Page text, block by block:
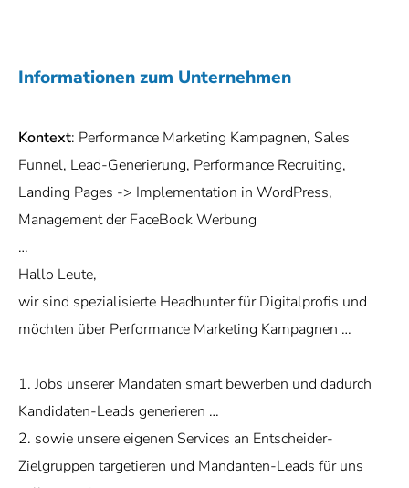
Informationen zum Unternehmen
Kontext: Performance Marketing Kampagnen, Sales
Funnel, Lead-Generierung, Performance Recruiting,
Landing Pages -> Implementation in WordPress,
Management der FaceBook Werbung
…
Hallo Leute,
wir sind spezialisierte Headhunter für Digitalprofis und
möchten über Performance Marketing Kampagnen …
1. Jobs unserer Mandaten smart bewerben und dadurch
Kandidaten-Leads generieren …
2. sowie unsere eigenen Services an Entscheider-
Zielgruppen targetieren und Mandanten-Leads für uns